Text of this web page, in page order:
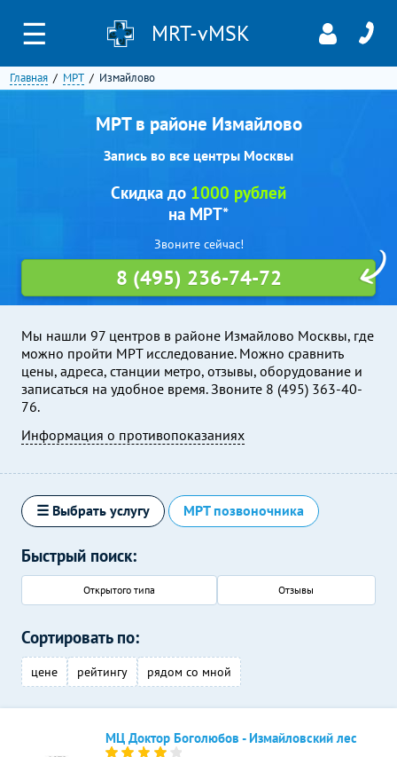
☰ MRT-vMSK
Главная МРТ Измайлово
МРТ в районе Измайлово
Запись во все центры Москвы
Мы нашли 97 центров в районе Измайлово Москвы, где
можно пройти МРТ исследование. Можно сравнить
цены, адреса, станции метро, отзывы, оборудование и
записаться на удобное время. Звоните 8 (495) 363-40-
76.
Информация о противопоказаниях
Скидка до 1000 рублей
на МРТ*
Звоните сейчас!
8 (495) 236-74-72
☰ Выбрать услугу МРТ позвоночника
Быстрый поиск:
Открытого типа Отзывы
Сортировать по:
цене рейтингу рядом со мной
МЦ Доктор Боголюбов - Измайловский лес